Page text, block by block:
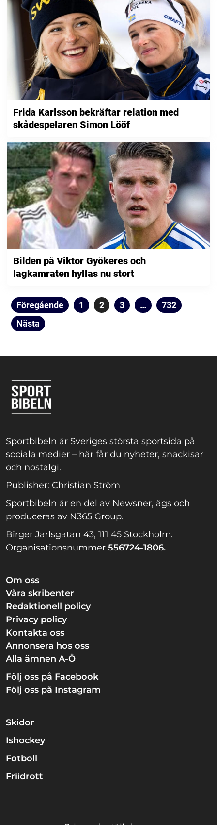
Frida Karlsson bekräftar relation med
skådespelaren Simon Lööf
Bilden på Viktor Gyökeres och
lagkamraten hyllas nu stort
Sidnumrering
Föregående Sida
1 Sida
2 Sida
3 … Sida
732
Nästa
Sportbibeln är Sveriges största sportsida på
sociala medier – här får du nyheter, snackisar
och nostalgi.
Publisher: Christian Ström
Sportbibeln är en del av Newsner, ägs och
produceras av N365 Group.
Birger Jarlsgatan 43, 111 45 Stockholm.
Organisationsnummer 556724-1806.
Om oss
Våra skribenter
Redaktionell policy
Privacy policy
Kontakta oss
Annonsera hos oss
Alla ämnen A-Ö
Följ oss på Facebook
Följ oss på Instagram
Skidor
Ishockey
Fotboll
Friidrott